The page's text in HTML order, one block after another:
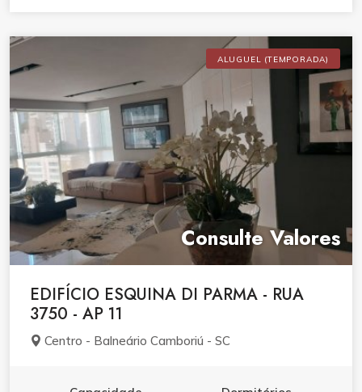
ALUGUEL (TEMPORADA)
Consulte Valores
EDIFÍCIO ESQUINA DI PARMA - RUA
3750 - AP 11
Centro - Balneário Camboriú - SC